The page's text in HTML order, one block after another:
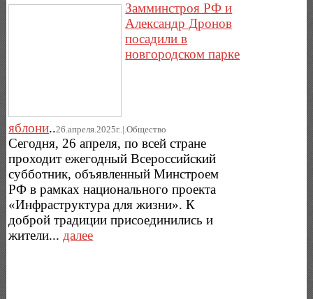
Замминстроя РФ и
Александр Дронов
посадили в
новгородском парке
яблони..26.апреля.2025г..|.Общество
Сегодня, 26 апреля, по всей стране
проходит ежегодный Всероссийский
субботник, объявленный Минстроем
РФ в рамках национального проекта
«Инфраструктура для жизни». К
доброй традиции присоединились и
жители... далее